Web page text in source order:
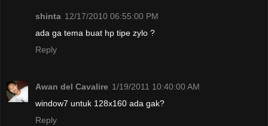
shinta 12/17/2010 06:55:00 PM
ada ga tema buat hp tipe zylo ?
Reply
Awan del Cavalire 1/19/2011 10:40:00 AM
window7 untuk 128x160 ada gak?
Reply